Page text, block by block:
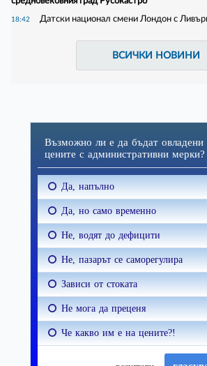
18:42 Датски национал смени Лондон с
ВСИЧКИ НОВИНИ